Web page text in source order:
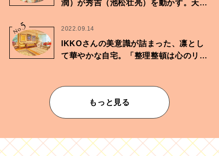
潤）が秀吉（池松壮亮）を動かす。天下
No.
5 2022.09.14
IKKOさんの美意識が詰まった、凛とし
て華やかな自宅。「整理整頓は心のリズ
もっと見る